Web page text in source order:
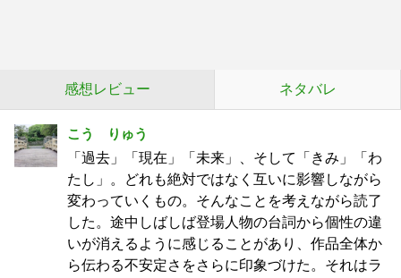
感想レビュー ネタバレ
こう りゅう
「過去」「現在」「未来」、そして「きみ」「わ
たし」。どれも絶対ではなく互いに影響しながら
変わっていくもの。そんなことを考えながら読了
した。途中しばしば登場人物の台詞から個性の違
いが消えるように感じることがあり、作品全体か
ら伝わる不安定さをさらに印象づけた。それはラ